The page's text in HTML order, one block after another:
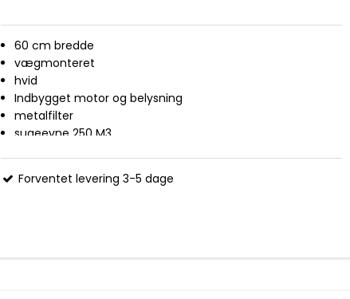
60 cm bredde
vægmonteret
hvid
Indbygget motor og belysning
metalfilter
sugeevne 250 M3
Forventet levering 3-5 dage